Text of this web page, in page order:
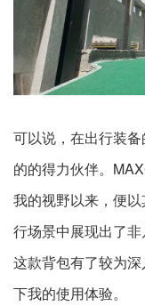
可以说，在出行装
的的得力伙伴。
我的视野以来，便
行场景中展现出了
这款背包有了较为
下我的使用体验。